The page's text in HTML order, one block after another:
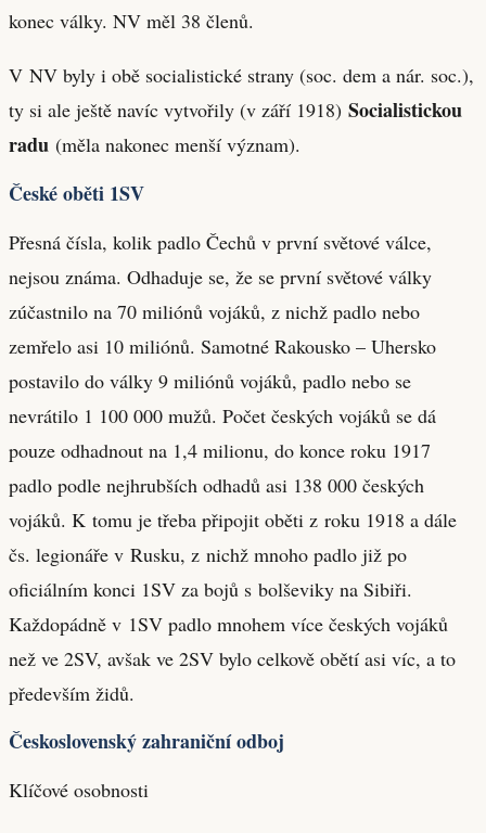
konec války. NV měl 38 členů.
V NV byly i obě socialistické strany (soc. dem a nár. soc.),
ty si ale ještě navíc vytvořily (v září 1918) Socialistickou
radu (měla nakonec menší význam).
České oběti 1SV
Přesná čísla, kolik padlo Čechů v první světové válce,
nejsou známa. Odhaduje se, že se první světové války
zúčastnilo na 70 miliónů vojáků, z nichž padlo nebo
zemřelo asi 10 miliónů. Samotné Rakousko – Uhersko
postavilo do války 9 miliónů vojáků, padlo nebo se
nevrátilo 1 100 000 mužů. Počet českých vojáků se dá
pouze odhadnout na 1,4 milionu, do konce roku 1917
padlo podle nejhrubších odhadů asi 138 000 českých
vojáků. K tomu je třeba připojit oběti z roku 1918 a dále
čs. legionáře v Rusku, z nichž mnoho padlo již po
oficiálním konci 1SV za bojů s bolševiky na Sibiři.
Každopádně v 1SV padlo mnohem více českých vojáků
než ve 2SV, avšak ve 2SV bylo celkově obětí asi víc, a to
především židů.
Československý zahraniční odboj
Klíčové osobnosti